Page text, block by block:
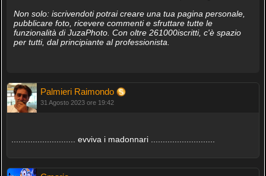
Non solo: iscrivendoti potrai creare una tua pagina personale,
pubblicare foto, ricevere commenti e sfruttare tutte le
funzionalità di JuzaPhoto. Con oltre 261000iscritti, c'è spazio
per tutti, dal principiante al professionista.
Palmieri Raimondo
31 Agosto 2023 ore 19:42
........................... evviva i madonnari ...........................